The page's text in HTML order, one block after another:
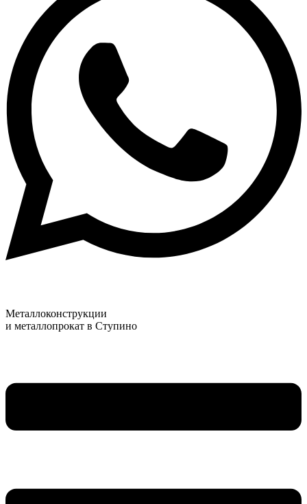
Металлоконструкции
и металлопрокат в Ступино